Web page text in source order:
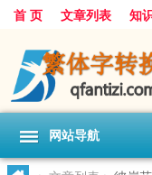
首 页 文章列表 知
网站导航